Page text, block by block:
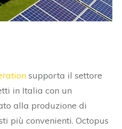
supporta il settore
in Italia con un
alla produzione di
più convenienti. Octopus